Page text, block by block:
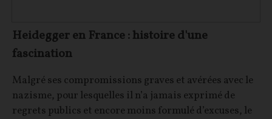
Heidegger en France : histoire d'une
fascination
Malgré ses compromissions graves et avérées avec le
nazisme, pour lesquelles il n’a jamais exprimé de
regrets publics et encore moins formulé d’excuses, le